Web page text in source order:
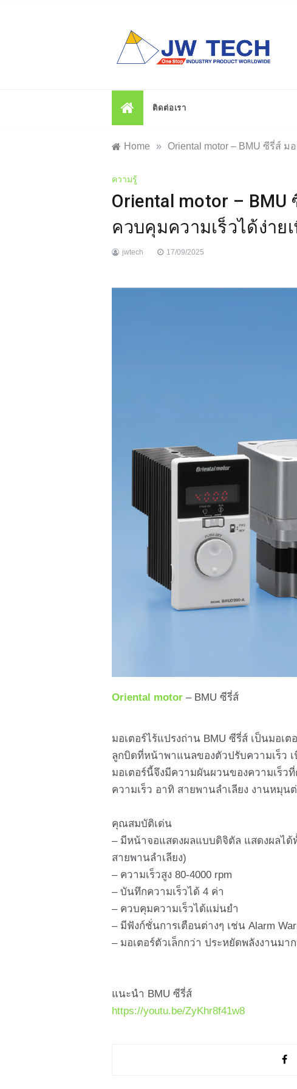
ติดต่อเรา
Home » Oriental motor – BMU ซีรี่ส์ ม
ความรู้
Oriental motor – BMU
ควบคุมความเร็วได้ง่าย
jwtech 17/09/2025
Oriental motor – BMU ซีรี่ส์
มอเตอร์ไร้แปรงถ่าน BMU ซีรี่ส์ เป็นมอเ
ลูกบิดที่หน้าพาแนลของตัวปรับความเร็ว
มอเตอร์นี้จึงมีความผันผวนของความเร็ว
ความเร็ว อาทิ สายพานลำเลียง งานหมุนต่
คุณสมบัติเด่น
– มีหน้าจอแสดงผลแบบดิจิตัล แสดงผลได้
สายพานลำเลียง)
– ความเร็วสูง 80-4000 rpm
– บันทึกความเร็วได้ 4 ค่า
– ควบคุมความเร็วได้แม่นยำ
– มีฟังก์ชั่นการเตือนต่างๆ เช่น Alarm
– มอเตอร์ตัวเล็กกว่า ประหยัดพลังงานมา
แนะนำ BMU ซีรี่ส์
https://youtu.be/ZyKhr8f41w8